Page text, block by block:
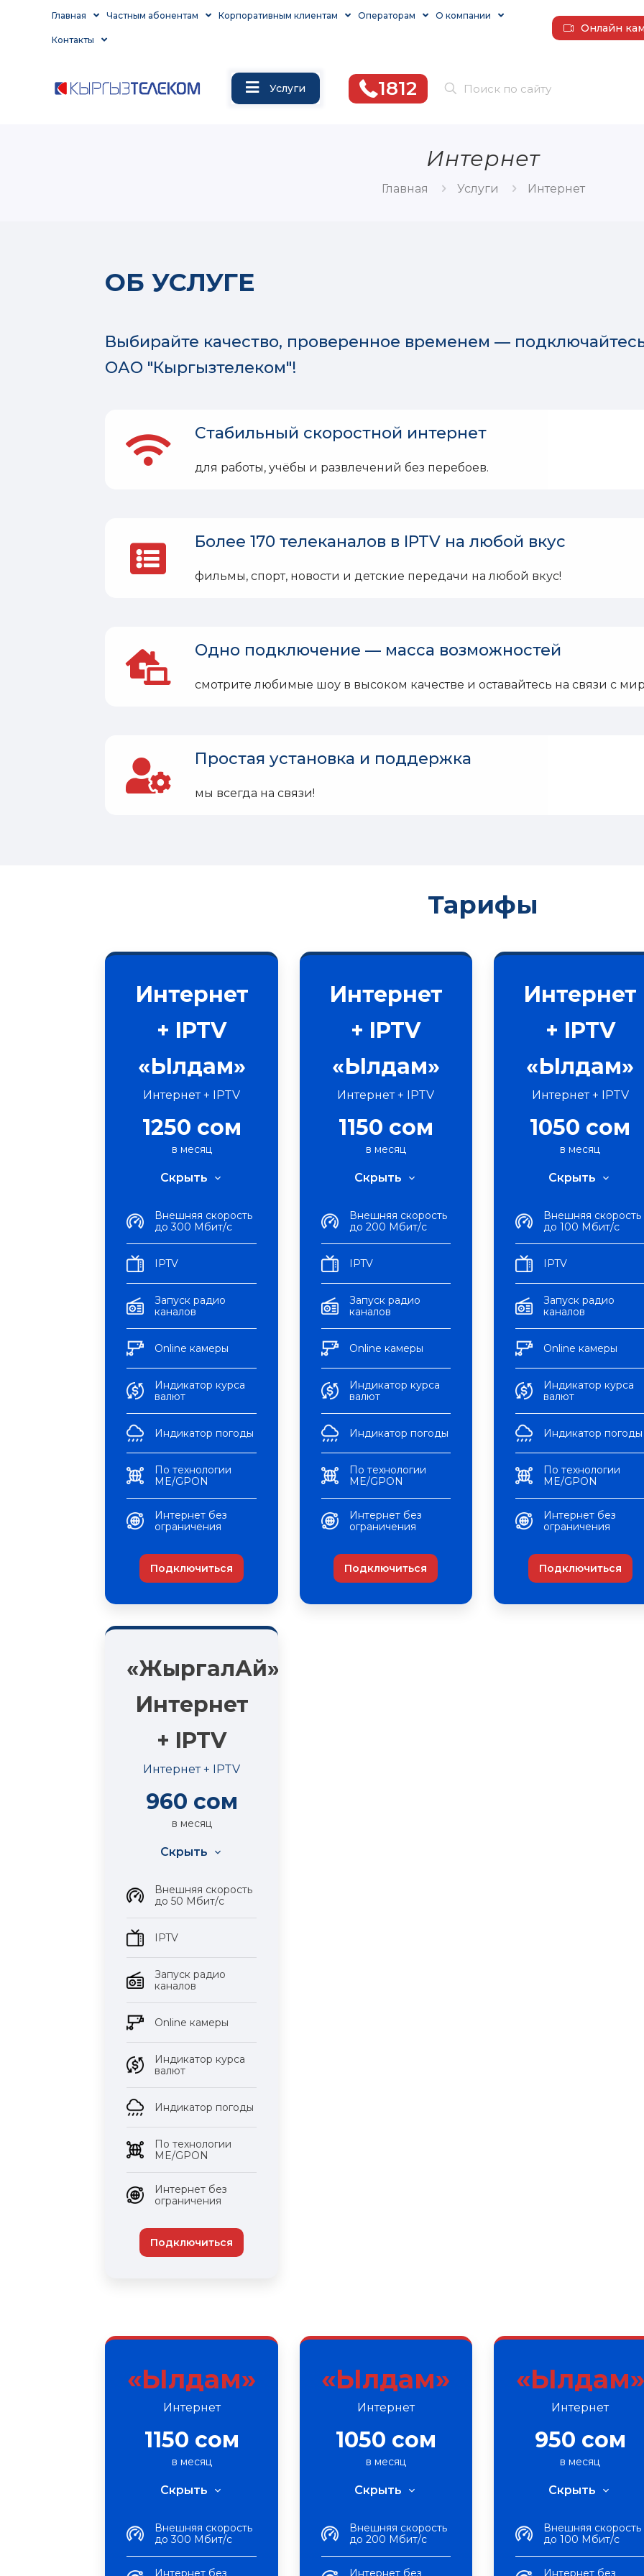
Главная Частным абонентам Корпоративным клиентам Операторам О компании
Контакты
Онлайн
Услуги 1812
Интернет
Главная Услуги Интернет
ОБ УСЛУГЕ
Выбирайте качество, проверенное временем —
ОАО "Кыргызтелеком"!
Стабильный скоростной интернет
для работы, учёбы и развлечений без перебоев.
Более 170 телеканалов в IPTV на любой вкус
фильмы, спорт, новости и детские передачи на любой вкус!
Одно подключение — масса возможностей
смотрите любимые шоу в высоком качестве и оставайтесь на связи с
Простая установка и поддержка
мы всегда на связи!
Тарифы
Интернет
+ IPTV
«Ылдам»
Интернет + IPTV
1250 сом
в месяц
Скрыть
Внешняя скорость
до 300 Мбит/с
IPTV
Запуск радио
каналов
Оnline камеры
Индикатор курса
валют
Индикатор погоды
По технологии
ME/GPON
Интернет без
ограничения
Подключиться
Интернет
+ IPTV
«Ылдам»
Интернет + IPTV
1150 сом
в месяц
Скрыть
Внешняя скорость
до 200 Мбит/с
IPTV
Запуск радио
каналов
Оnline камеры
Индикатор курса
валют
Индикатор погоды
По технологии
ME/GPON
Интернет без
ограничения
Подключиться
Интернет
+ IPTV
«Ылдам»
Интернет + IPTV
1050 сом
в месяц
Скрыть
Внешняя скорость
до 100 Мбит/с
IPTV
Запуск радио
каналов
Оnline камеры
Индикатор курса
валют
Индикатор погоды
По технологии
ME/GPON
Интернет без
ограничения
Подключиться
«ЖыргалАй»
Интернет
+ IPTV
Интернет + IPTV
960 сом
в месяц
Скрыть
Внешняя скорость
до 50 Мбит/с
IPTV
Запуск радио
каналов
Оnline камеры
Индикатор курса
валют
Индикатор погоды
По технологии
ME/GPON
Интернет без
ограничения
Подключиться
«Ылдам»
Интернет
1150 сом
в месяц
Скрыть
Внешняя скорость
до 300 Мбит/с
Интернет без
«Ылдам»
Интернет
1050 сом
в месяц
Скрыть
Внешняя скорость
до 200 Мбит/с
Интернет без
«Ылдам»
Интернет
950 сом
в месяц
Скрыть
Внешняя скорость
до 100 Мбит/с
Интернет без